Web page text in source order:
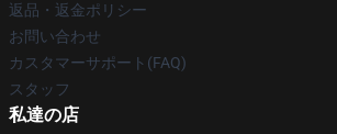
返品・返金ポリシー
お問い合わせ
カスタマーサポート(FAQ)
スタッフ
私達の店